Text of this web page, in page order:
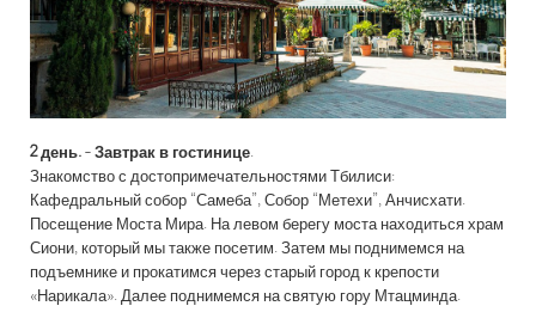
2 день. - Завтрак в гостинице.
Знакомство с достопримечательностями Тбилиси:
Кафедральный собор “Самеба”, Собор “Метехи”, Анчисхати.
Посещение Моста Мира. На левом берегу моста находиться храм
Сиони, который мы также посетим. Затем мы поднимемся на
подъемнике и прокатимся через старый город к крепости
«Нарикала». Далее поднимемся на святую гору Мтацминда.